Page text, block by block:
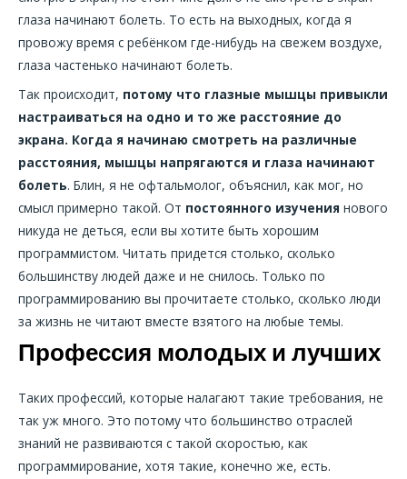
глаза начинают болеть. То есть на выходных, когда я
провожу время с ребёнком где-нибудь на свежем воздухе,
глаза частенько начинают болеть.
Так происходит, потому что глазные мышцы привыкли
настраиваться на одно и то же расстояние до
экрана. Когда я начинаю смотреть на различные
расстояния, мышцы напрягаются и глаза начинают
болеть. Блин, я не офтальмолог, объяснил, как мог, но
смысл примерно такой. От постоянного изучения нового
никуда не деться, если вы хотите быть хорошим
программистом. Читать придется столько, сколько
большинству людей даже и не снилось. Только по
программированию вы прочитаете столько, сколько люди
за жизнь не читают вместе взятого на любые темы.
Профессия молодых и лучших
Таких профессий, которые налагают такие требования, не
так уж много. Это потому что большинство отраслей
знаний не развиваются с такой скоростью, как
программирование, хотя такие, конечно же, есть.